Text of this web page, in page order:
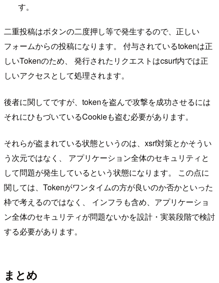
す。
二重投稿はボタンの二度押し等で発生するので、正しい
フォームからの投稿になります。 付与されているtokenは正
しいTokenのため、 発行されたリクエストはcsurf内では正
しいアクセスとして処理されます。
後者に関してですが、tokenを盗んで攻撃を成功させるには
それにひもづいているCookieも盗む必要があります。
それらが盗まれている状態というのは、xsrf対策とかそうい
う次元ではなく、 アプリケーション全体のセキュリティと
して問題が発生しているという状態になります。 この点に
関しては、Tokenがワンタイムの方が良いのか否かといった
枠で考えるのではなく、 インフラも含め、アプリケーショ
ン全体のセキュリティが問題ないかを設計・実装段階で検討
する必要があります。
まとめ